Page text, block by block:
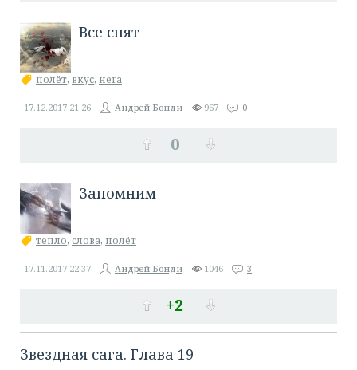
Все спят
полёт, вкус, нега
0
17.12.2017 21:26 Андрей Бонди 967 0
Запомним
тепло, слова, полёт
+2
17.11.2017 22:37 Андрей Бонди 1046 3
Звездная сага. Глава 19